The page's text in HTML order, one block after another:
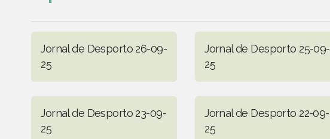
Jornal de Desporto 26-09-
25
Jornal de Desporto 25-09-
25
Jornal de Desporto 23-09-
25
Jornal de Desporto 22-09-
25